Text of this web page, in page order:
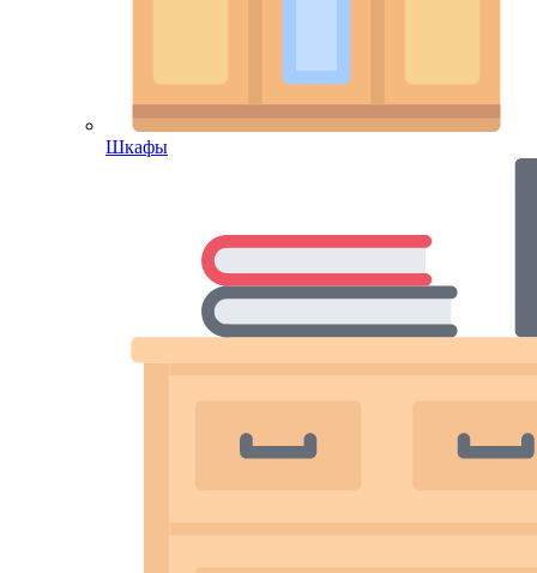
Шкафы